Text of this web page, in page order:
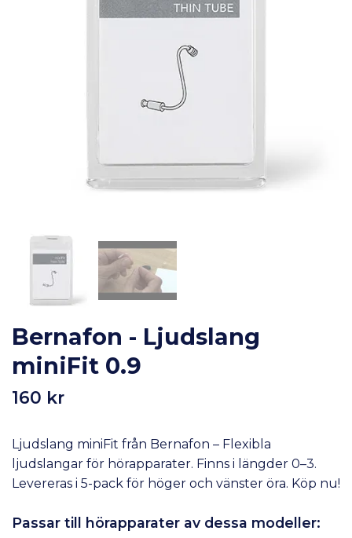
Bernafon - Ljudslang
miniFit 0.9
160 kr
Ljudslang miniFit från Bernafon – Flexibla
ljudslangar för hörapparater. Finns i längder 0–3.
Levereras i 5-pack för höger och vänster öra. Köp nu!
Passar till hörapparater av dessa modeller: